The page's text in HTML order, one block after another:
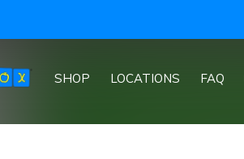
SHOP LOCATIONS FAQ